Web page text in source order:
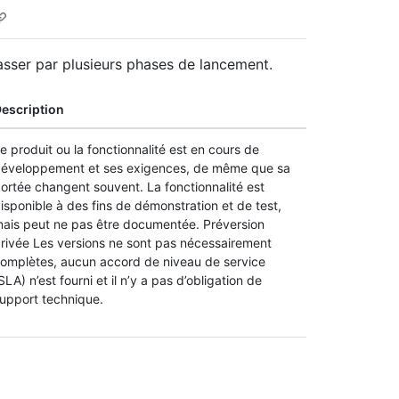
par plusieurs phases de lancement.
produit ou la fonctionnalité est en cours de
et ses exigences, de même que sa
changent souvent. La fonctionnalité est
à des fins de démonstration et de test,
peut ne pas être documentée. Préversion
Les versions ne sont pas nécessairement
aucun accord de niveau de service
n’est fourni et il n’y a pas d’obligation de
technique.